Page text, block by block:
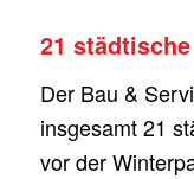
21
Der Bau &
insgesamt 21
vor der